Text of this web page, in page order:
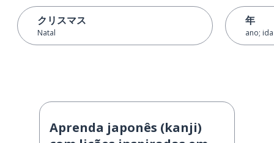
クリスマス
Natal
年
ano;
Aprenda japonês (kanji)